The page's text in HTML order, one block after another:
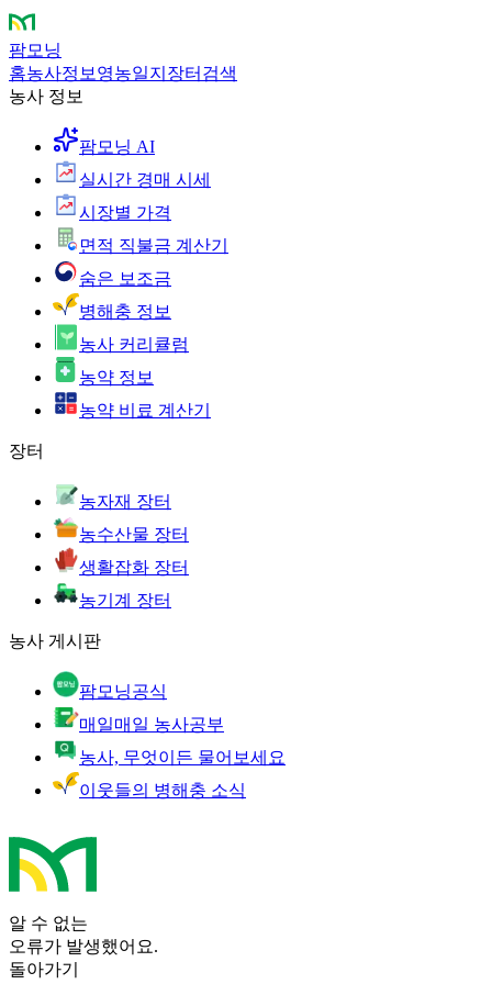
팜모닝
홈농사정보 영농일지 장터 검색
농사 정보
팜모닝 AI
실시간 경매 시세
시장별 가격
면적 직불금 계산기
숨은 보조금
병해충 정보
농사 커리큘럼
농약 정보
농약 비료 계산기
장터
농자재 장터
농수산물 장터
생활잡화 장터
농기계 장터
농사 게시판
팜모닝공식
매일매일 농사공부
농사, 무엇이든 물어보세요
이웃들의 병해충 소식
알 수 없는
오류가 발생했어요.
돌아가기